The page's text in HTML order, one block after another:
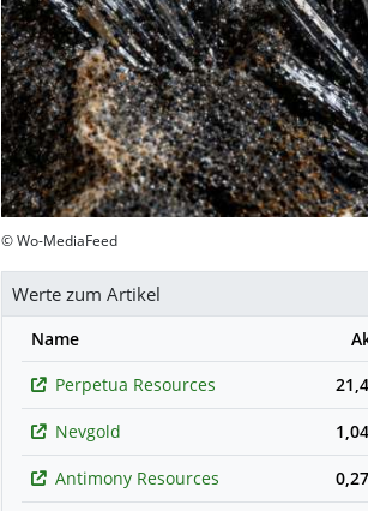
© Wo-MediaFeed
Werte zum Artikel
Name
Perpetua Resources
Nevgold
Antimony Resources